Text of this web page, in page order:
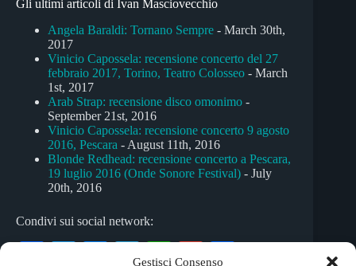
Gestisci Consenso
Gli ultimi articoli di Ivan Masciovecchio
Angela Baraldi: Tornano Sempre - March 30th,
2017
Vinicio Capossela: recensione concerto del 27
febbraio 2017, Torino, Teatro Colosseo - March
1st, 2017
Arab Strap: recensione disco omonimo -
September 21st, 2016
Vinicio Capossela: recensione concerto 9 agosto
2016, Pescara - August 11th, 2016
Blonde Redhead: recensione concerto a Pescara,
19 luglio 2016 (Onde Sonore Festival) - July
20th, 2016
Condivi sui social network:
Te W G